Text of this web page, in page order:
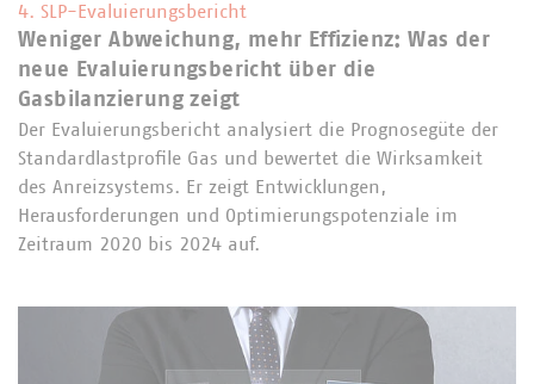
4. SLP-Evaluierungsbericht
Weniger Abweichung, mehr Effizienz: Was der
neue Evaluierungsbericht über die
Gasbilanzierung zeigt
Der Evaluierungsbericht analysiert die Prognosegüte der
Standardlastprofile Gas und bewertet die Wirksamkeit
des Anreizsystems. Er zeigt Entwicklungen,
Herausforderungen und Optimierungspotenziale im
Zeitraum 2020 bis 2024 auf.